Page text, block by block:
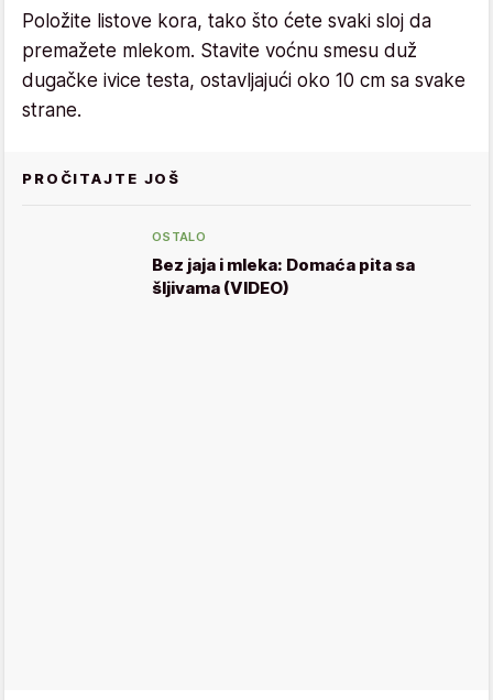
Položite listove kora, tako što ćete svaki sloj da
premažete mlekom. Stavite voćnu smesu duž
dugačke ivice testa, ostavljajući oko 10 cm sa svake
strane.
PROČITAJTE JOŠ
OSTALO
Bez jaja i mleka: Domaća pita sa
šljivama (VIDEO)